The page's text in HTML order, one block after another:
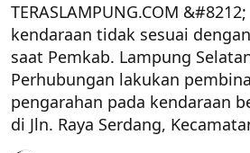
TERASLAMPUNG.COM
kendaraan tidak sesuai
saat Pemkab. Lampung
Perhubungan lakukan
pengarahan pada kendaraan
di Jln. Raya Serdang,